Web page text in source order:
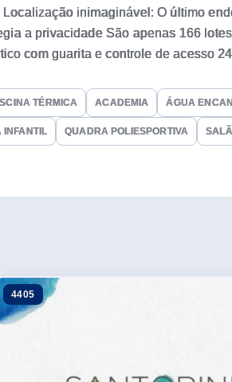
inimaginável: O último
a privacidade São apenas 166
com guarita e controle de acesso
Quadras de beach tenis 2
Pool lounge Pool bar kids place
TÉRMICA ACADEMIA ÁGUA
INFANTIL QUADRA POLIESPORTIVA
4405